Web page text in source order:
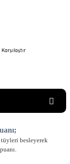
Karşılaştır
besleyerek